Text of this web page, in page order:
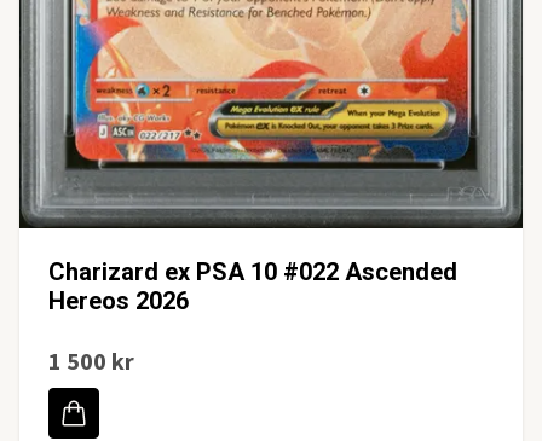
Charizard ex PSA 10 #022 Ascended
Hereos 2026
1 500 kr